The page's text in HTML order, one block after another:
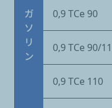
ガ
ソ
リ
ン
0,9 TCe 90
0,9 TCe 90/
0,9 TCe 110